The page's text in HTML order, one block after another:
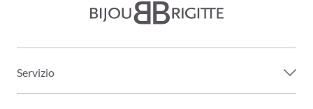
Servizio